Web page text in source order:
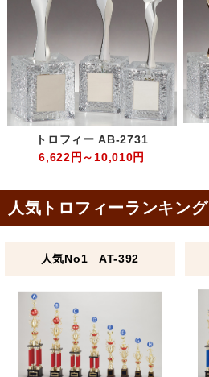
トロフィー AB-2731
6,622円～10,010円
人気トロフィーランキング
人気No1 AT-392